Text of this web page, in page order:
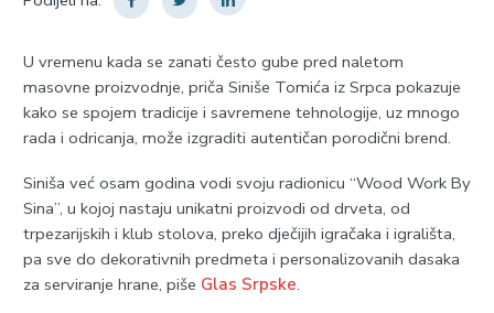
U vremenu kada se zanati često gube pred naletom
masovne proizvodnje, priča Siniše Tomića iz Srpca pokazuje
kako se spojem tradicije i savremene tehnologije, uz mnogo
rada i odricanja, može izgraditi autentičan porodični brend.
Siniša već osam godina vodi svoju radionicu “Wood Work By
Sina”, u kojoj nastaju unikatni proizvodi od drveta, od
trpezarijskih i klub stolova, preko dječijih igračaka i igrališta,
pa sve do dekorativnih predmeta i personalizovanih dasaka
za serviranje hrane, piše Glas Srpske.